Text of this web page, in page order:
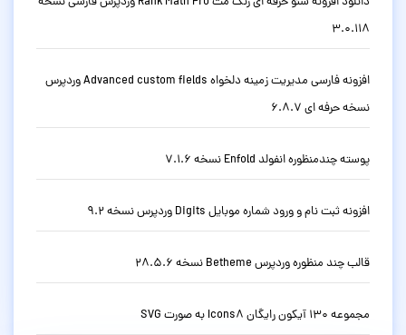
3.0.118
افزونه فارسی مدیریت زمینه دلخواه Advanced custom fields وردپرس
نسخه حرفه ای 6.8.7
پوسته چندمنظوره انفولد Enfold نسخه 7.1.6
افزونه ثبت نام و ورود شماره موبایل Digits وردپرس نسخه 9.2
قالب چند منظوره وردپرس Betheme نسخه 28.5.6
مجموعه 130 آیکون رایگان Icons8 به صورت SVG